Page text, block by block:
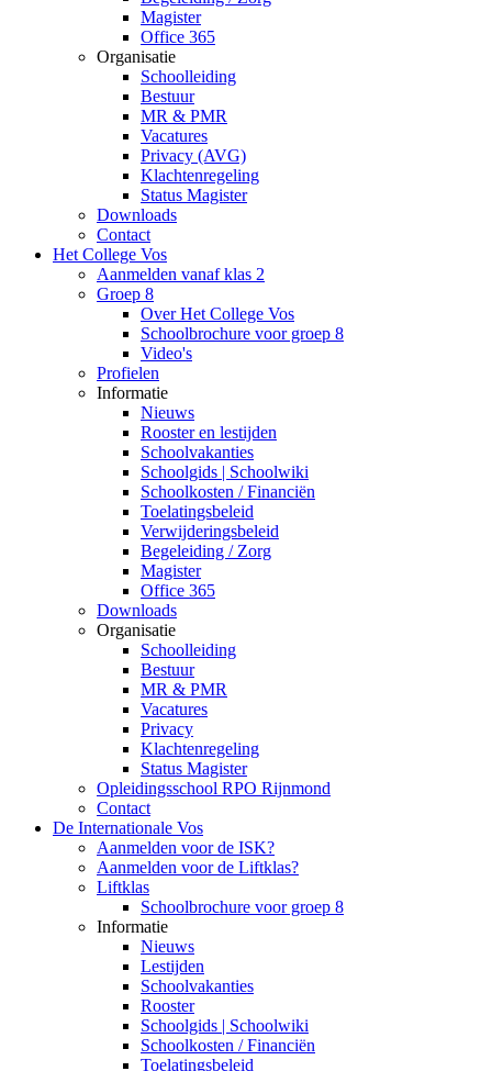
Magister
Office 365
Organisatie
Schoolleiding
Bestuur
MR & PMR
Vacatures
Privacy (AVG)
Klachtenregeling
Status Magister
Downloads
Contact
Het College Vos
Aanmelden vanaf klas 2
Groep 8
Over Het College Vos
Schoolbrochure voor groep 8
Video's
Profielen
Informatie
Nieuws
Rooster en lestijden
Schoolvakanties
Schoolgids | Schoolwiki
Schoolkosten / Financiën
Toelatingsbeleid
Verwijderingsbeleid
Begeleiding / Zorg
Magister
Office 365
Downloads
Organisatie
Schoolleiding
Bestuur
MR & PMR
Vacatures
Privacy
Klachtenregeling
Status Magister
Opleidingsschool RPO Rijnmond
Contact
De Internationale Vos
Aanmelden voor de ISK?
Aanmelden voor de Liftklas?
Liftklas
Schoolbrochure voor groep 8
Informatie
Nieuws
Lestijden
Schoolvakanties
Rooster
Schoolgids | Schoolwiki
Schoolkosten / Financiën
Toelatingsbeleid